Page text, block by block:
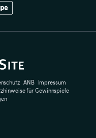
ANB
Impressum
für Gewinnspiele